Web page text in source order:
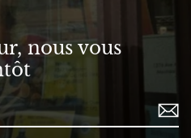
nous vous